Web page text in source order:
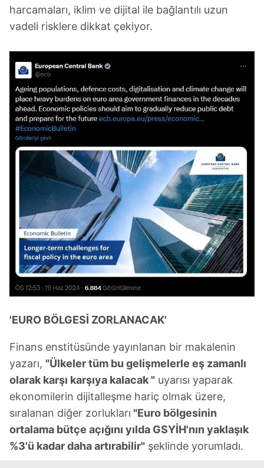
harcamaları, iklim ve dijital ile bağlantılı uzun
vadeli risklere dikkat çekiyor.
'EURO BÖLGESİ ZORLANACAK'
Finans enstitüsünde yayınlanan bir makalenin
yazarı, "Ülkeler tüm bu gelişmelerle eş zamanlı
olarak karşı karşıya kalacak " uyarısı yaparak
ekonomilerin dijitalleşme hariç olmak üzere,
sıralanan diğer zorlukları "Euro bölgesinin
ortalama bütçe açığını yılda GSYİH'nın yaklaşık
%3'ü kadar daha artırabilir" şeklinde yorumladı.